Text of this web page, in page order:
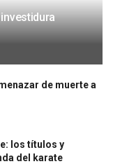
de muerte a
los títulos y
del karate